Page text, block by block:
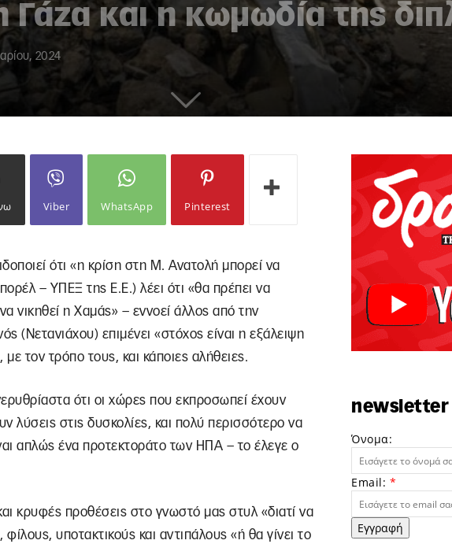
Γάζα και η κωμωδία της
2024
Viber WhatsApp Pinterest
ότι «η κρίση στη Μ. Ανατολή μπορεί να
– ΥΠΕΞ της Ε.Ε.) λέει ότι «θα πρέπει να
νικηθεί η Χαμάς» – εννοεί άλλος από την
(Νετανιάχου) επιμένει «στόχος είναι η εξάλειψη
τον τρόπο τους, και κάποιες αλήθειες.
ότι οι χώρες που εκπροσωπεί έχουν
λύσεις στις δυσκολίες, και πολύ περισσότερο να
απλώς ένα προτεκτοράτο των ΗΠΑ – το έλεγε ο
κρυφές προθέσεις στο γνωστό μας στυλ «διατί να
υποτακτικούς και αντιπάλους «ή θα γίνει το
newsletter
Όνομα:
Email: *
Εγγραφή